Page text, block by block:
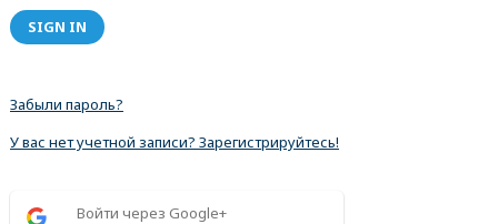
SIGN IN
Забыли пароль?
У вас нет учетной записи? Зарегистрируйтесь!
Войти через Google+